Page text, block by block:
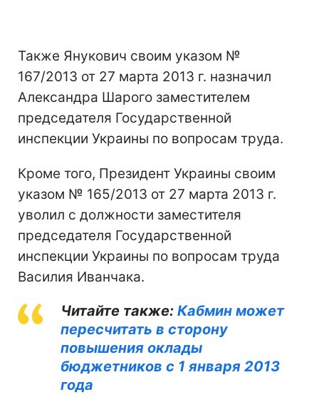
Также Янукович своим указом №
167/2013 от 27 марта 2013 г. назначил
Александра Шарого заместителем
председателя Государственной
инспекции Украины по вопросам труда.
Кроме того, Президент Украины своим
указом № 165/2013 от 27 марта 2013 г.
уволил с должности заместителя
председателя Государственной
инспекции Украины по вопросам труда
Василия Иванчака.
Читайте также: Кабмин может
пересчитать в сторону
повышения оклады
бюджетников с 1 января 2013
года